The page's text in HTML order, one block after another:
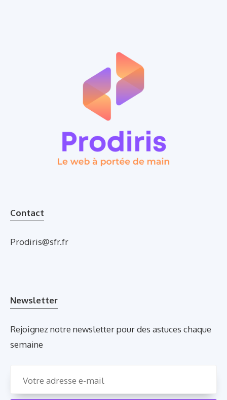
Contact
Prodiris@sfr.fr
Newsletter
Rejoignez notre newsletter pour des astuces chaque
semaine